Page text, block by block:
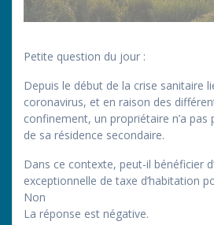
Petite question du jour :
Depuis le début de la crise sanitaire
coronavirus, et en raison des
confinement, un propriétaire n’a
de sa résidence secondaire.
Dans ce contexte, peut-il bénéficier
exceptionnelle de taxe d’habitation
Non
La réponse est négative.